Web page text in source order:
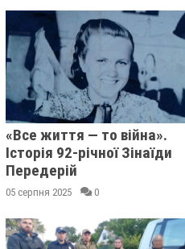
«Все життя — то війна».
Історія 92-річної Зінаїди
Передерій
05 серпня 2025 0